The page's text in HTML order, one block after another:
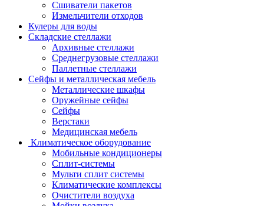
Сшиватели пакетов
Измельчители отходов
Кулеры для воды
Складские стеллажи
Архивные стеллажи
Среднегрузовые стеллажи
Паллетные стеллажи
Сейфы и металлическая мебель
Металлические шкафы
Оружейные сейфы
Сейфы
Верстаки
Медицинская мебель
Климатическое оборудование
Мобильные кондиционеры
Сплит-системы
Мульти сплит системы
Климатические комплексы
Очистители воздуха